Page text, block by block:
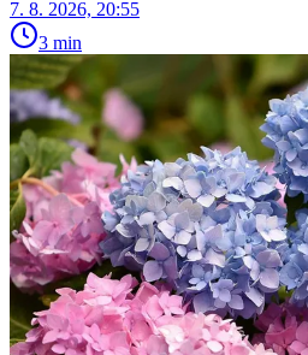
7. 8. 2026, 20:55
3 min